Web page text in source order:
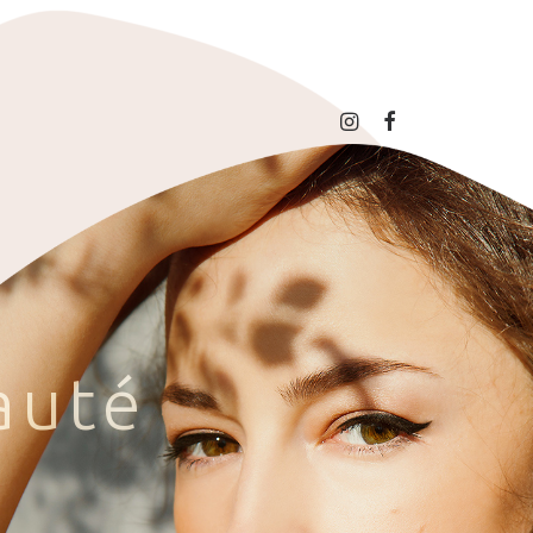
uté